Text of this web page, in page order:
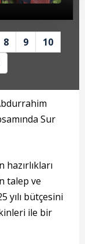
8 9
10
Sur
hazırlıkları
talep ve
yılı bütçesini
ile bir